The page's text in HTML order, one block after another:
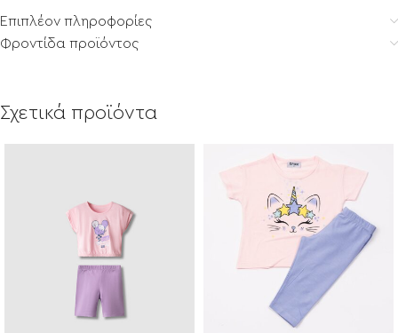
Επιπλέον πληροφορίες
Φροντίδα προϊόντος
Σχετικά προϊόντα